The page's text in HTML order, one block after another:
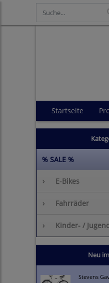
Startseite
% SALE %
› E-Bikes
› Fahrräder
› Kinder- /
Neu
Stevens